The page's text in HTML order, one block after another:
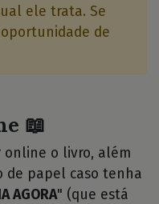
ele trata. Se
de
📖
online o livro, além
de papel caso tenha
AGORA" (que está